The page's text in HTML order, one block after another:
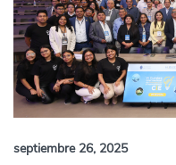
septiembre 26, 2025